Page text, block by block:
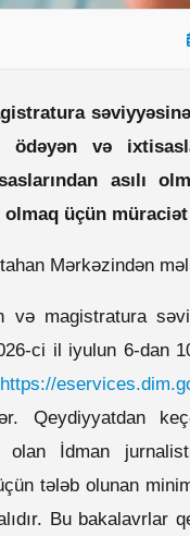
və
asılı
üçün
Mərkəzindən
magistratura
ci il iyulun 6-dan
https://
Qeydiyyatdan
İdman
tələb olunan
Bu bakalavrlar